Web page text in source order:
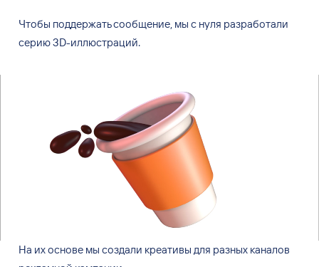
создали креативы для